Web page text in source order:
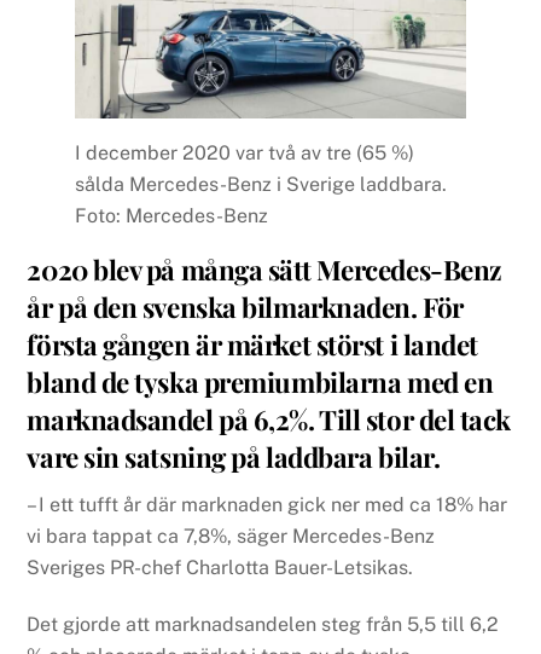
I december 2020 var två av tre (65 %)
sålda Mercedes-Benz i Sverige laddbara.
Foto: Mercedes-Benz
2020 blev på många sätt Mercedes-Benz
år på den svenska bilmarknaden. För
första gången är märket störst i landet
bland de tyska premiumbilarna med en
marknadsandel på 6,2%. Till stor del tack
vare sin satsning på laddbara bilar.
– I ett tufft år där marknaden gick ner med ca 18% har
vi bara tappat ca 7,8%, säger Mercedes-Benz
Sveriges PR-chef Charlotta Bauer-Letsikas.
Det gjorde att marknadsandelen steg från 5,5 till 6,2